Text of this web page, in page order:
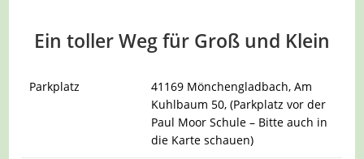
Ein toller Weg für Groß und Klein
Parkplatz
41169 Mönchengladbach, Am
Kuhlbaum 50, (Parkplatz vor der
Paul Moor Schule – Bitte auch in
die Karte schauen)